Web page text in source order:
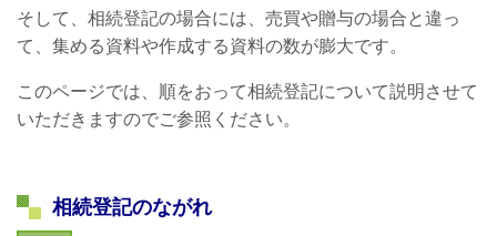
そして、相続登記の場合には、売買や贈与の場合と違っ
て、集める資料や作成する資料の数が膨大です。
このページでは、順をおって相続登記について説明させて
いただきますのでご参照ください。
相続登記のながれ